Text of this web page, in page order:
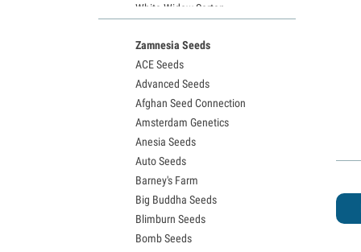
White Widow Sorten
Granddaddy Purple Samen
OG Kush Samen
Blue Dream Samen
Lemon Haze Samen
Bruce Banner Samen
Gelato Samen
Sour Diesel Samen
Jack Herer Samen
Girl Scout Cookies Samen
Wedding Cake Samen
Zkittlez Samen
Zamnesia Seeds
ACE Seeds
Advanced Seeds
Afghan Seed Connection
Amsterdam Genetics
Anesia Seeds
Auto Seeds
Barney's Farm
Big Buddha Seeds
Blimburn Seeds
Bomb Seeds